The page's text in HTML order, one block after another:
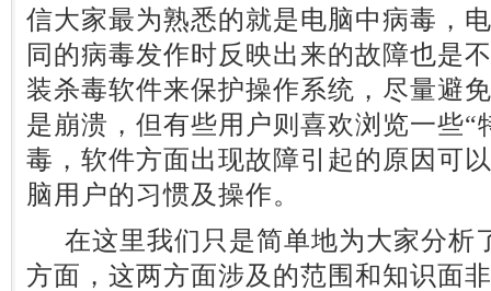
信大家最为熟悉的就是电脑中病毒，
同的病毒发作时反映出来的故障也是
装杀毒软件来保护操作系统，尽量避
是崩溃，但有些用户则喜欢浏览一些“
毒，软件方面出现故障引起的原因可
脑用户的习惯及操作。
在这里我们只是简单地为大家分析
方面，这两方面涉及的范围和知识面